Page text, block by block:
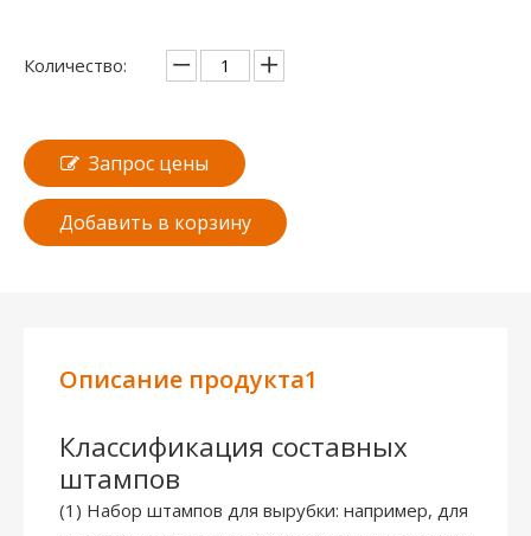
Количество:
Запрос цены
Добавить в корзину
Описание продукта1
Классификация составных
штампов
(1) Набор штампов для вырубки: например, для